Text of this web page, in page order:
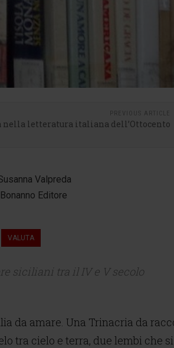
PREVIOUS ARTICLE
nella letteratura italiana dell’Ottocento
Valpreda
Bonanno Editore
siciliani tra il IV e V secolo
da amare. Una Trinacria da
tra cielo e terra, due lembi che